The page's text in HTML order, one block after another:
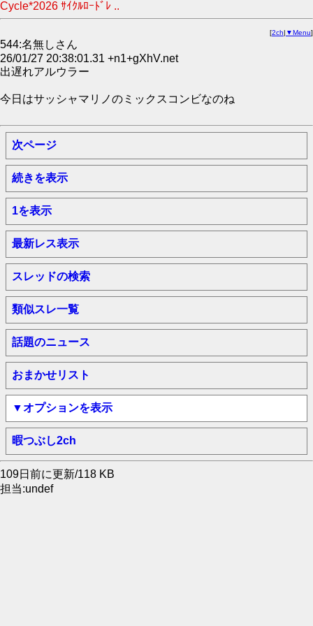
Cycle*2026 ｻｲｸﾙﾛｰﾄﾞﾚ ..
[2ch| ▼Menu]
544:名無しさん
26/01/27 20:38:01.31 +n1+gXhV.net
出遅れアルウラー
今日はサッシャマリノのミックスコンビなのね
次ページ
続きを表示
1を表示
最新レス表示
スレッドの検索
類似スレ一覧
話題のニュース
おまかせリスト
▼オプションを表示
暇つぶし2ch
109日前に更新/118 KB
担当:undef